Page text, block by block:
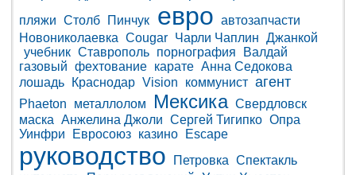
пляжи Столб Пинчук евро автозапчасти
Новониколаевка Cougar Чарли Чаплин Джанкой
учебник Ставрополь порнография
Валдай
газовый фехтование карате Анна Седокова
лошадь
Краснодар Vision коммунист агент
Phaeton металлолом Мексика Свердловск
маска Анжелина Джоли Сергей Тигипко Опра
Уинфри
Евросоюз казино Escape
руководство Петровка Спектакль